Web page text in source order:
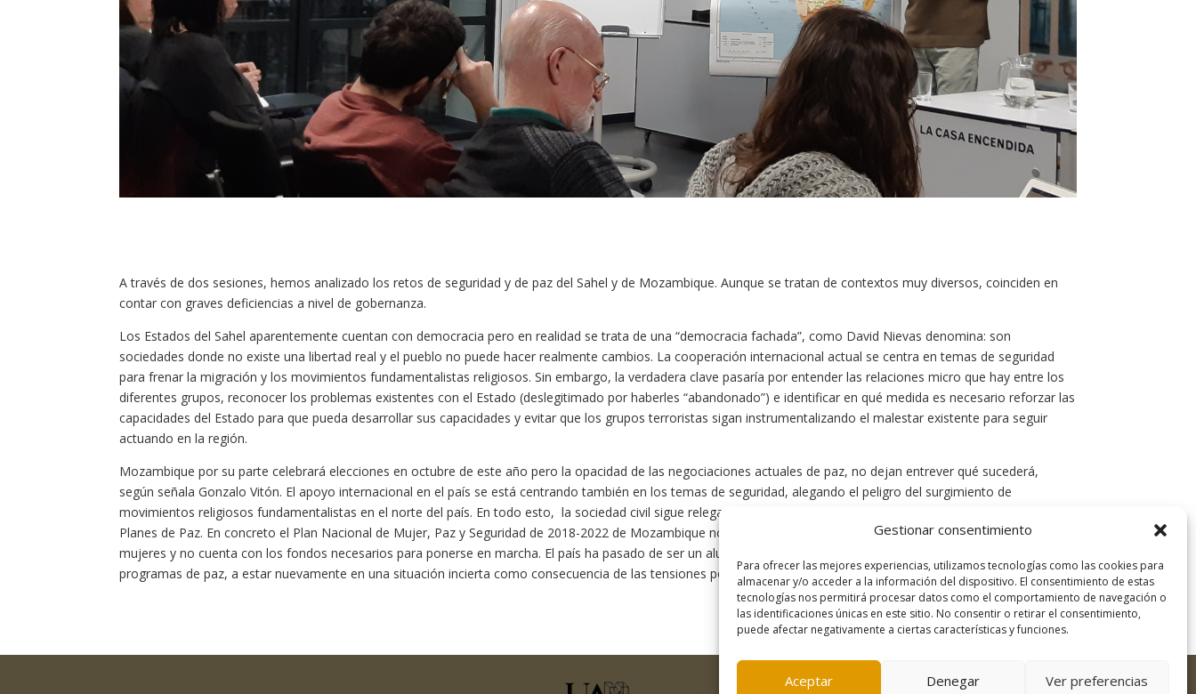
Gestionar consentimiento
Para ofrecer las mejores experiencias, utilizamos tecnologías como las cookies para
almacenar y/o acceder a la información del dispositivo. El consentimiento de estas
tecnologías nos permitirá procesar datos como el comportamiento de navegación o
las identificaciones únicas en este sitio. No consentir o retirar el consentimiento,
puede afectar negativamente a ciertas características y funciones.
Aceptar Denegar Ver preferencias
A través de dos sesiones, hemos analizado los retos de seguridad y de paz del Sahel y de Mozambique. Aunque se tratan de contextos muy diversos, coinciden en
contar con graves deficiencias a nivel de gobernanza.
Los Estados del Sahel aparentemente cuentan con democracia pero en realidad se trata de una “democracia fachada”, como David Nievas denomina: son
sociedades donde no existe una libertad real y el pueblo no puede hacer realmente cambios. La cooperación internacional actual se centra en temas de seguridad
para frenar la migración y los movimientos fundamentalistas religiosos. Sin embargo, la verdadera clave pasaría por entender las relaciones micro que hay entre los
diferentes grupos, reconocer los problemas existentes con el Estado (deslegitimado por haberles “abandonado”) e identificar en qué medida es necesario reforzar las
capacidades del Estado para que pueda desarrollar sus capacidades y evitar que los grupos terroristas sigan instrumentalizando el malestar existente para seguir
actuando en la región.
Mozambique por su parte celebrará elecciones en octubre de este año pero la opacidad de las negociaciones actuales de paz, no dejan entrever qué sucederá,
según señala Gonzalo Vitón. El apoyo internacional en el país se está centrando también en los temas de seguridad, alegando el peligro del surgimiento de
movimientos religiosos fundamentalistas en el norte del país. En todo esto, la sociedad civil sigue relegada y las cuestiones de género no son una prioridad en los
Planes de Paz. En concreto el Plan Nacional de Mujer, Paz y Seguridad de 2018-2022 de Mozambique no se ha elaborado a partir de la participación de las propias
mujeres y no cuenta con los fondos necesarios para ponerse en marcha. El país ha pasado de ser un alumno aventajado de las políticas de reajuste estructural y
programas de paz, a estar nuevamente en una situación incierta como consecuencia de las tensiones políticas y sociales que no se han resuelto todavía.